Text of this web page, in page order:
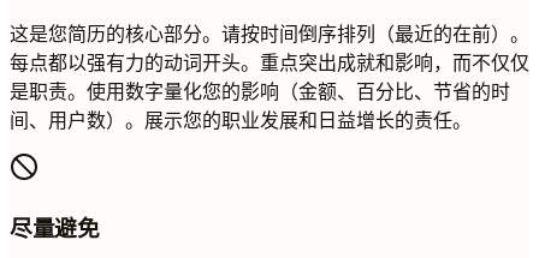
这是您简历的核心部分。请按时间倒序排列（最近的在前）。
每点都以强有力的动词开头。重点突出成就和影响，而不仅仅
是职责。使用数字量化您的影响（金额、百分比、节省的时
间、用户数）。展示您的职业发展和日益增长的责任。
尽量避免